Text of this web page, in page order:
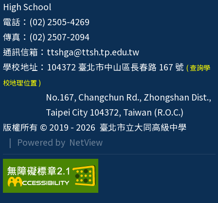
High School
電話：(02) 2505-4269
傳真：(02) 2507-2094
通訊信箱：ttshga@ttsh.tp.edu.tw
學校地址：104372 臺北市中山區長春路 167 號 ( 查詢學
校地理位置 )
No.167, Changchun Rd., Zhongshan Dist.,
Taipei City 104372, Taiwan (R.O.C.)
版權所有 © 2019 - 2026 臺北市立大同高級中學
| Powered by NetView